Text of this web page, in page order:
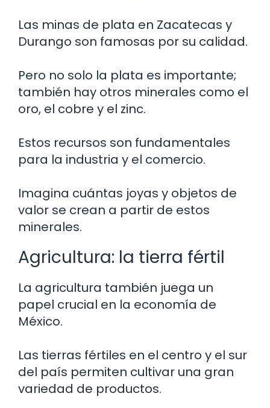
Las minas de plata en Zacatecas y
Durango son famosas por su calidad.
Pero no solo la plata es importante;
también hay otros minerales como el
oro, el cobre y el zinc.
Estos recursos son fundamentales
para la industria y el comercio.
Imagina cuántas joyas y objetos de
valor se crean a partir de estos
minerales.
Agricultura: la tierra fértil
La agricultura también juega un
papel crucial en la economía de
México.
Las tierras fértiles en el centro y el sur
del país permiten cultivar una gran
variedad de productos.